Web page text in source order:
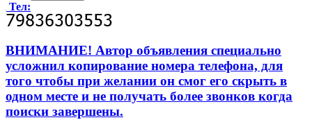
Тел:
ВНИМАНИЕ! Автор объявления специально
усложнил копирование номера телефона, для
того чтобы при желании он смог его скрыть в
одном месте и не получать более звонков когда
поиски завершены.